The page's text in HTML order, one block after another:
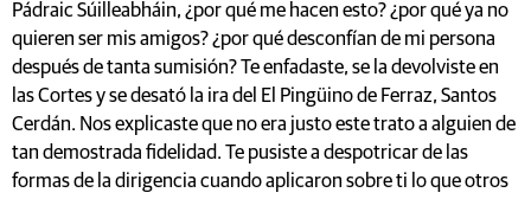
Pádraic Súilleabháin, ¿por qué me hacen esto? ¿por qué ya no
quieren ser mis amigos? ¿por qué desconfían de mi persona
después de tanta sumisión? Te enfadaste, se la devolviste en
las Cortes y se desató la ira del El Pingüino de Ferraz, Santos
Cerdán. Nos explicaste que no era justo este trato a alguien de
tan demostrada fidelidad. Te pusiste a despotricar de las
formas de la dirigencia cuando aplicaron sobre ti lo que otros